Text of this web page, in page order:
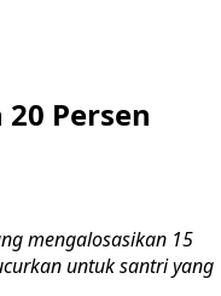
Persen
mengalosasikan 15
untuk santri yang